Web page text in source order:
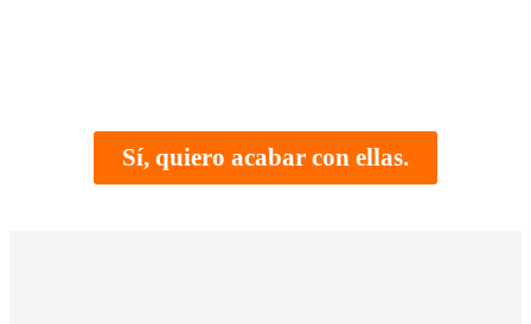
Sí, quiero acabar con ellas.